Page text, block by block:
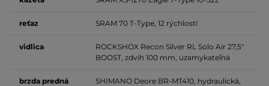
reťaz SRAM 70 T-Type, 12 rýchlostí
vidlica
ROCKSHOX Recon Silver RL Solo Air 27,5"
BOOST, zdvih 100 mm, uzamykateľná
brzda predná
SHIMANO Deore BR-MT410, hydraulická,